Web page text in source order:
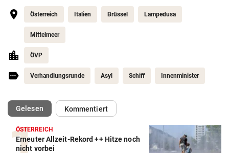
Österreich Italien Brüssel Lampedusa
Mittelmeer
ÖVP
Verhandlungsrunde Asyl Schiff Innenminister
Gelesen(ausgewählt)Kommentiert
ÖSTERREICH
Erneuter Allzeit-Rekord ++ Hitze noch
nicht vorbei